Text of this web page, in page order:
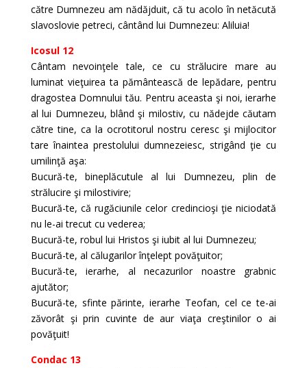
către Dumnezeu am nădăjduit, că tu acolo în netăcută
slavoslovie petreci, cântând lui Dumnezeu: Aliluia!
Icosul 12
Cântam nevoinţele tale, ce cu strălucire mare au
luminat vieţuirea ta pământească de lepădare, pentru
dragostea Domnului tău. Pentru aceasta şi noi, ierarhe
al lui Dumnezeu, blând şi milostiv, cu nădejde căutam
către tine, ca la ocrotitorul nostru ceresc şi mijlocitor
tare înaintea prestolului dumnezeiesc, strigând ţie cu
umilinţă aşa:
Bucură-te, bineplăcutule al lui Dumnezeu, plin de
strălucire şi milostivire;
Bucură-te, că rugăciunile celor credincioşi ţie niciodată
nu le-ai trecut cu vederea;
Bucură-te, robul lui Hristos şi iubit al lui Dumnezeu;
Bucură-te, al călugarilor înţelept povăţuitor;
Bucură-te, ierarhe, al necazurilor noastre grabnic
ajutător;
Bucură-te, sfinte părinte, ierarhe Teofan, cel ce te-ai
zăvorât şi prin cuvinte de aur viaţa creştinilor o ai
povăţuit!
Condac 13